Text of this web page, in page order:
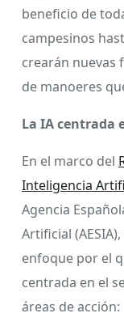
beneficio de
campesinos
crearán nuevas
de manoeres
La IA centrada
En el marco del
Inteligencia
Agencia
Artificial
enfoque por el
centrada en el
áreas de acción: